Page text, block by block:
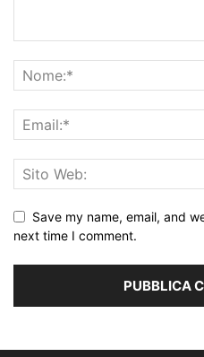
Save my name, email, and
next time I comment.